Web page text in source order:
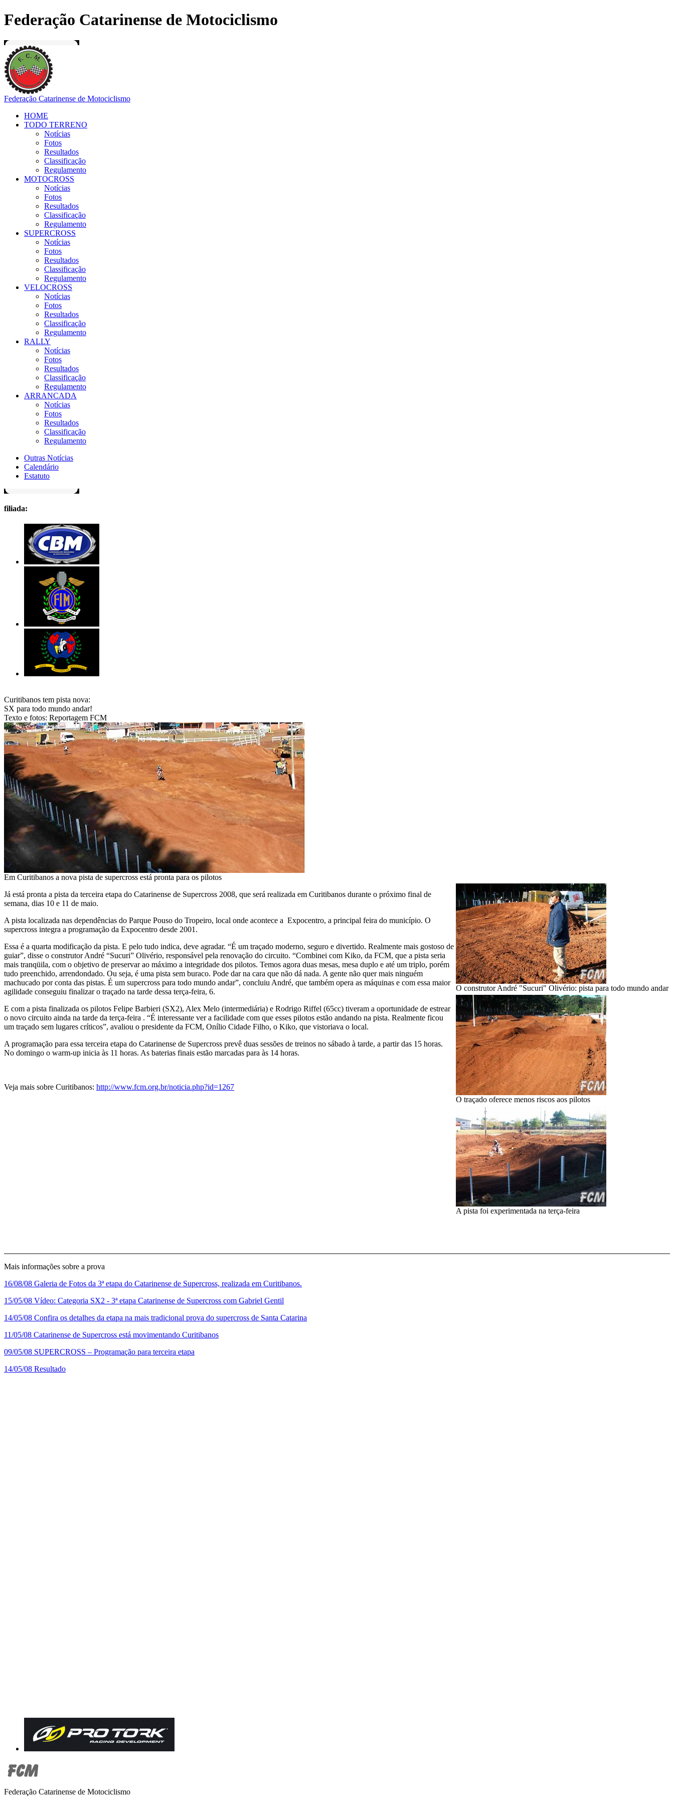
Federação Catarinense de Motociclismo
Federação Catarinense de Motociclismo
HOME
TODO TERRENO
Notícias
Fotos
Resultados
Classificação
Regulamento
MOTOCROSS
Notícias
Fotos
Resultados
Classificação
Regulamento
SUPERCROSS
Notícias
Fotos
Resultados
Classificação
Regulamento
VELOCROSS
Notícias
Fotos
Resultados
Classificação
Regulamento
RALLY
Notícias
Fotos
Resultados
Classificação
Regulamento
ARRANCADA
Notícias
Fotos
Resultados
Classificação
Regulamento
Outras Notícias
Calendário
Estatuto
filiada:
Curitibanos tem pista nova:
SX para todo mundo andar!
Texto e fotos: Reportagem FCM
Em Curitibanos a nova pista de supercross está pronta para os pilotos
O construtor André "Sucuri" Olivério: pista para todo mundo andar
O traçado oferece menos riscos aos pilotos
A pista foi experimentada na terça-feira
Já está pronta a pista da terceira etapa do Catarinense de Supercross 2008, que será realizada em Curitibanos durante o próximo final de
semana, dias 10 e 11 de maio.
A pista localizada nas dependências do Parque Pouso do Tropeiro, local onde acontece a Expocentro, a principal feira do município. O
supercross integra a programação da Expocentro desde 2001.
Essa é a quarta modificação da pista. E pelo tudo indica, deve agradar. “É um traçado moderno, seguro e divertido. Realmente mais gostoso de
guiar”, disse o construtor André “Sucuri” Olivério, responsável pela renovação do circuito. “Combinei com Kiko, da FCM, que a pista seria
mais tranqüila, com o objetivo de preservar ao máximo a integridade dos pilotos. Temos agora duas mesas, mesa duplo e até um triplo, porém
tudo preenchido, arrendondado. Ou seja, é uma pista sem buraco. Pode dar na cara que não dá nada. A gente não quer mais ninguém
machucado por conta das pistas. É um supercross para todo mundo andar”, concluiu André, que também opera as máquinas e com essa maior
agilidade conseguiu finalizar o traçado na tarde dessa terça-feira, 6.
E com a pista finalizada os pilotos Felipe Barbieri (SX2), Alex Melo (intermediária) e Rodrigo Riffel (65cc) tiveram a oportunidade de estrear
o novo circuito ainda na tarde da terça-feira . “É interessante ver a facilidade com que esses pilotos estão andando na pista. Realmente ficou
um traçado sem lugares críticos”, avaliou o presidente da FCM, Onílio Cidade Filho, o Kiko, que vistoriava o local.
A programação para essa terceira etapa do Catarinense de Supercross prevê duas sessões de treinos no sábado à tarde, a partir das 15 horas.
No domingo o warm-up inicia às 11 horas. As baterias finais estão marcadas para às 14 horas.
Veja mais sobre Curitibanos: http://www.fcm.org.br/noticia.php?id=1267
Mais informações sobre a prova
16/08/08 Galeria de Fotos da 3ª etapa do Catarinense de Supercross, realizada em Curitibanos.
15/05/08 Vídeo: Categoria SX2 - 3ª etapa Catarinense de Supercross com Gabriel Gentil
14/05/08 Confira os detalhes da etapa na mais tradicional prova do supercross de Santa Catarina
11/05/08 Catarinense de Supercross está movimentando Curitibanos
09/05/08 SUPERCROSS – Programação para terceira etapa
14/05/08 Resultado
Federação Catarinense de Motociclismo